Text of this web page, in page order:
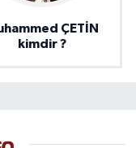
ÇETİN
kimdir ?